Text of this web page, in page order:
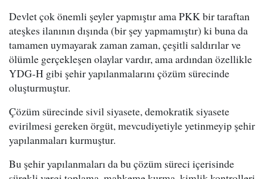
Devlet çok önemli şeyler yapmıştır ama PKK bir taraftan
ateşkes ilanının dışında (bir şey yapmamıştır) ki buna da
tamamen uymayarak zaman zaman, çeşitli saldırılar ve
ölümle gerçekleşen olaylar vardır, ama ardından özellikle
YDG-H gibi şehir yapılanmalarını çözüm sürecinde
oluşturmuştur.
Çözüm sürecinde sivil siyasete, demokratik siyasete
evirilmesi gereken örgüt, mevcudiyetiyle yetinmeyip şehir
yapılanmaları kurmuştur.
Bu şehir yapılanmaları da bu çözüm süreci içerisinde